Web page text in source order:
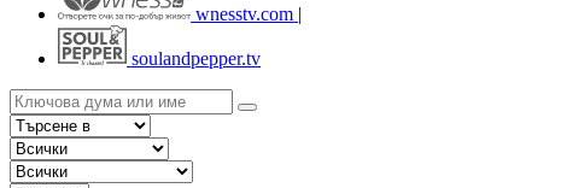
wnesstv.com |
soulandpepper.tv